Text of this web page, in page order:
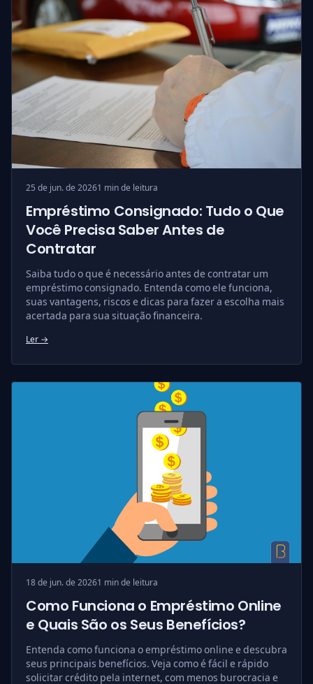
25 de jun. de 20261 min de leitura
Empréstimo Consignado: Tudo o Que
Você Precisa Saber Antes de
Contratar
Saiba tudo o que é necessário antes de contratar um
empréstimo consignado. Entenda como ele funciona,
suas vantagens, riscos e dicas para fazer a escolha mais
acertada para sua situação financeira.
Ler →
18 de jun. de 20261 min de leitura
Como Funciona o Empréstimo Online
e Quais São os Seus Benefícios?
Entenda como funciona o empréstimo online e descubra
seus principais benefícios. Veja como é fácil e rápido
solicitar crédito pela internet, com menos burocracia e